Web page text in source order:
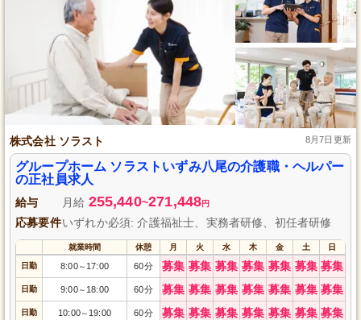
株式会社 ソラスト 8月7日更新
グループホーム ソラストいずみ八尾の介護職・ヘルパー
の正社員求人
給与 月給 255,440~271,448円
応募要件いずれか必須: 介護福祉士、実務者研修、初任者研修
就業時間 休憩 月 火 水 木 金 土 日
日勤 8:00～ 17:00 60分 募集 募集 募集 募集 募集 募集 募集
日勤 9:00～ 18:00 60分 募集 募集 募集 募集 募集 募集 募集
日勤 10:00～ 19:00 60分 募集 募集 募集 募集 募集 募集 募集